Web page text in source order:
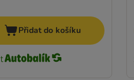
Přidat do košíku